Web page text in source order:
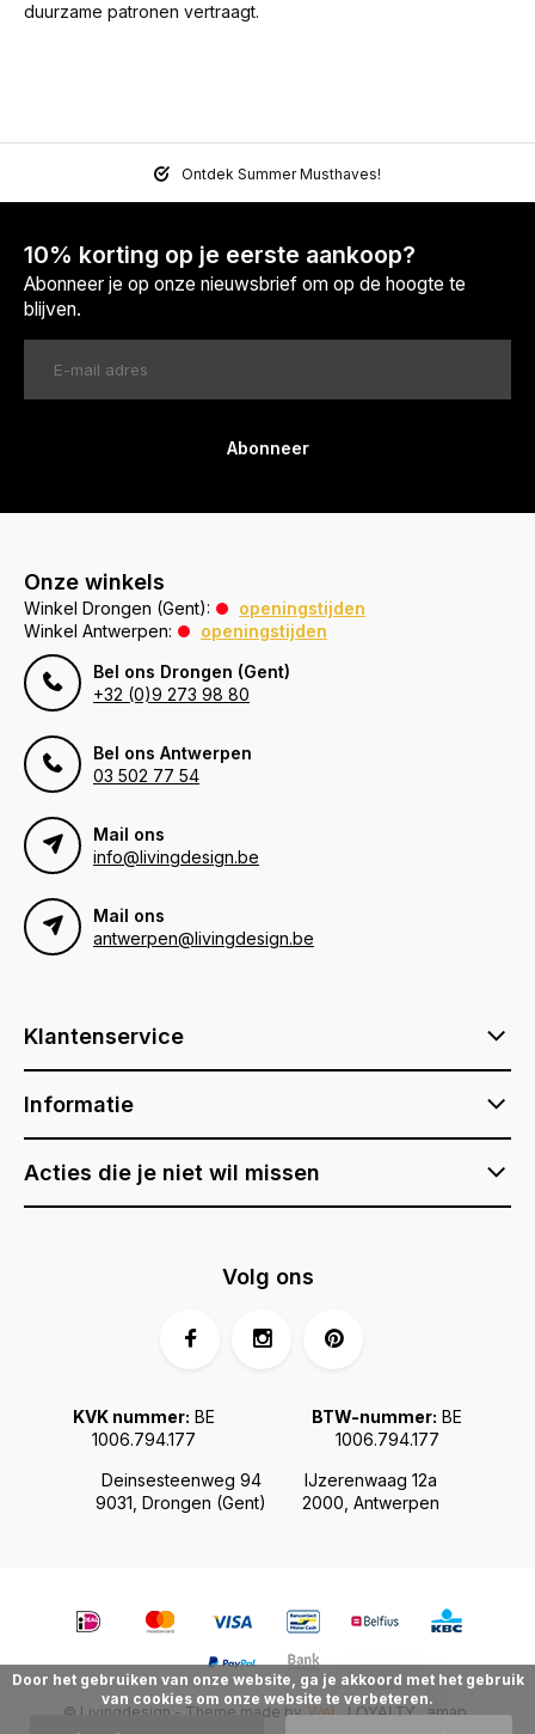
duurzame patronen vertraagt.
Ontdek Summer Musthaves!
10% korting op je eerste aankoop?
Abonneer je op onze nieuwsbrief om op de hoogte te
blijven.
Abonneer
Onze winkels
Winkel Drongen (Gent):
openingstijden
Winkel Antwerpen:
openingstijden
Bel ons Drongen (Gent)
+32 (0)9 273 98 80
Bel ons Antwerpen
03 502 77 54
Mail ons
info@livingdesign.be
Mail ons
antwerpen@livingdesign.be
Klantenservice
Informatie
Acties die je niet wil missen
Deinsesteenweg 94
9031, Drongen (Gent)
IJzerenwaag 12a
2000, Antwerpen
KVK nummer: BE
1006.794.177
BTW-nummer: BE
1006.794.177
Volg ons
© Livingdesign - Theme made by Webdinge.nl Sitemap
Door het gebruiken van onze website, ga je akkoord met het gebruik
van cookies om onze website te verbeteren.
LOYALTY